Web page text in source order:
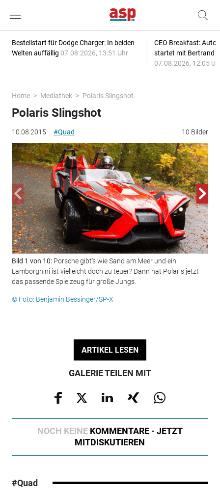
Bestellstart für Dodge Charger: In beiden
Welten auffällig 07.08.2026, 13:51 Uhr
CEO Breakfast:
startet mit Bertrand
07.08.2026, 12:05
Home Mediathek Polaris Slingshot
10.08.2015 #Quad 10 Bilder
Polaris Slingshot
Bild 1 von 10: Porsche gibt's wie Sand am Meer und ein
Lamborghini ist vielleicht doch zu teuer? Dann hat Polaris jetzt
das passende Spielzeug für große Jungs.
© Foto: Benjamin Bessinger/SP-X
ARTIKEL LESEN
GALERIE TEILEN MIT
NOCH KEINE KOMMENTARE - JETZT
MITDISKUTIEREN
#Quad